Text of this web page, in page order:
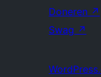
Doneren ↗
Swag ↗